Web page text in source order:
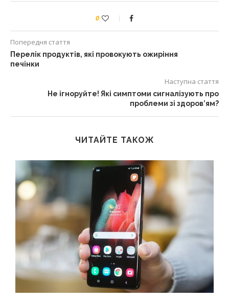
0
Попередня стаття
Перелік продуктів, які провокують ожиріння
печінки
Наступна стаття
Не ігноруйте! Які симптоми сигналізують про
проблеми зі здоров’ям?
ЧИТАЙТЕ ТАКОЖ